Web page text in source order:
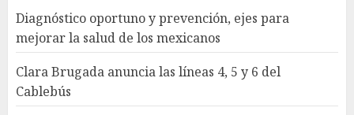
Diagnóstico oportuno y prevención, ejes para
mejorar la salud de los mexicanos
Clara Brugada anuncia las líneas 4, 5 y 6 del
Cablebús